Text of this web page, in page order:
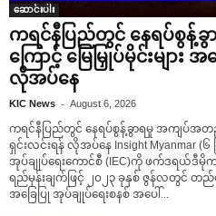
ဆောင်းပါး
ကရင်နီပြည်တွင် နေရပ်စွန့်
ကြောင့် မြေမြှုပ်မိုင်းများ
လိုအပ်နေ
KIC News - August 6, 2026
ကရင်နီပြည်တွင် နေရပ်စွန့်ခွာရမှု အကျပ်အတည်းက
ရှင်းလင်းရန် လိုအပ်နေ Insight Myanmar
အုပ်ချုပ်ရေးကောင်စီ (IEC)ကို ဖက်ဒရယ်ဒီ
ရည်မှန်းချက်ဖြင့် ၂၀၂၃ ခုနှစ် ဇွန်လတွင် တ
အခြေပြု အုပ်ချုပ်ရေးစနစ် အပေါ်...